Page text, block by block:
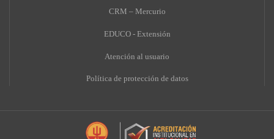
CRM – Mercurio
EDUCO - Extensión
Atención al usuario
Política de protección de datos